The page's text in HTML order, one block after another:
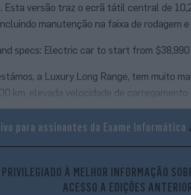
Esta versão traz o ecrã tátil central de
manutenção na faixa de rodagem
a Luxury Long Range, tem muito
km, elevada velocidade de carregamento
jantes de 18” e alguns luxos e
aerodinâmico.
para assinantes da Exame Informática
À MELHOR INFORMAÇÃO
ACESSO A EDIÇÕES